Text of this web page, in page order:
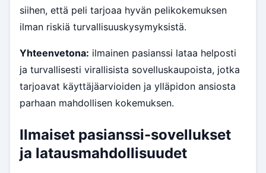
siihen, että peli tarjoaa hyvän pelikokemuksen
ilman riskiä turvallisuuskysymyksistä.
Yhteenvetona: ilmainen pasianssi lataa helposti
ja turvallisesti virallisista sovelluskaupoista, jotka
tarjoavat käyttäjäarvioiden ja ylläpidon ansiosta
parhaan mahdollisen kokemuksen.
Ilmaiset pasianssi-sovellukset
ja latausmahdollisuudet